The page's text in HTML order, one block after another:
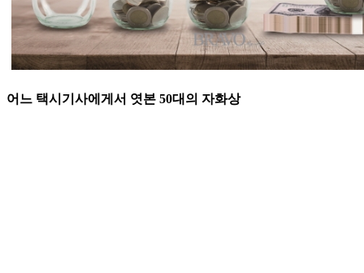
어느 택시기사에게서 엿본 50대의 자화상